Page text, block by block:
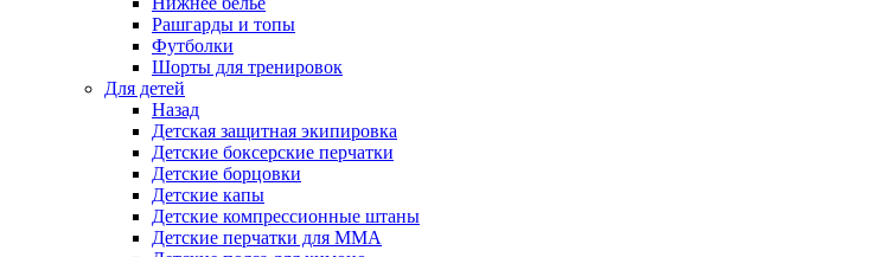
Рашгарды и топы
Футболки
Шорты для тренировок
Для детей
Назад
Детская защитная экипировка
Детские боксерские перчатки
Детские борцовки
Детские капы
Детские компрессионные штаны
Детские перчатки для ММА